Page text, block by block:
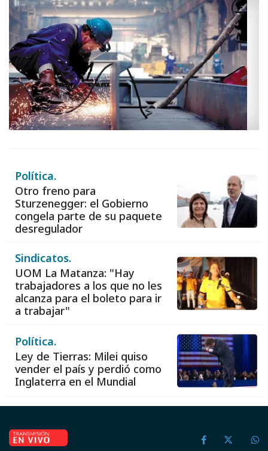
Política.
Otro freno para
Sturzenegger: el Gobierno
congela parte de su paquete
desregulador
Sindicatos.
UOM La Matanza: "Hay
trabajadores a los que no les
alcanza para el boleto para ir
a trabajar"
Política.
Ley de Tierras: Milei quiso
vender el país y perdió como
Inglaterra en el Mundial